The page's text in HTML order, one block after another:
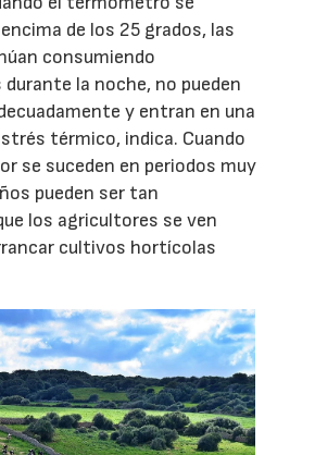
de los 25 grados, las
consumiendo
la noche, no pueden
y entran en una
térmico, indica. Cuando
se suceden en periodos muy
pueden ser tan
los agricultores se ven
cultivos hortícolas